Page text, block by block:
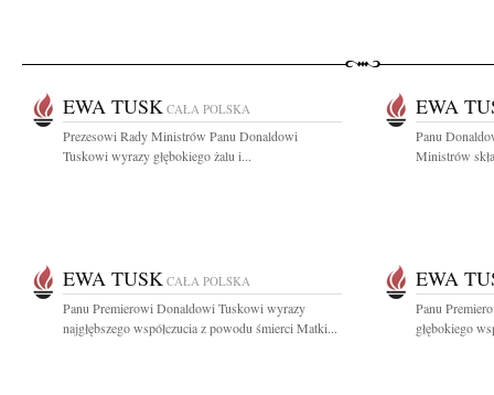
EWA TUSK CAŁA POLSKA
Prezesowi Rady Ministrów Panu Donaldowi
Tuskowi wyrazy głębokiego żalu i...
EWA
Panu
Ministrów
EWA TUSK CAŁA POLSKA
Panu Premierowi Donaldowi Tuskowi wyrazy
najgłębszego współczucia z powodu śmierci Matki...
EWA
Panu
głębokiego